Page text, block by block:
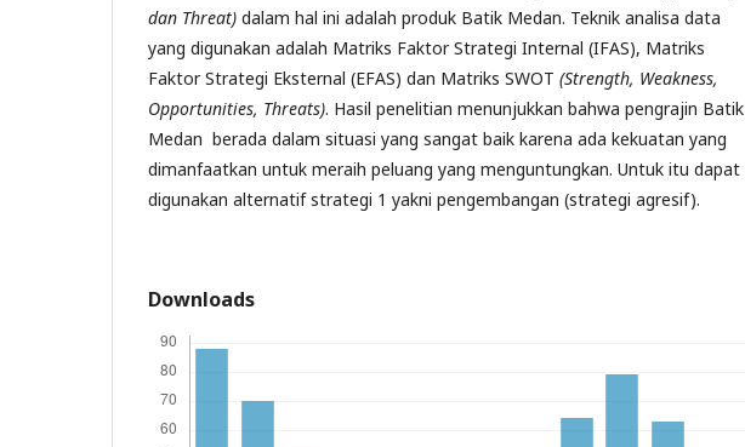
dan Threat) dalam hal ini adalah produk Batik Medan. Teknik analisa data
yang digunakan adalah Matriks Faktor Strategi Internal (IFAS), Matriks
Faktor Strategi Eksternal (EFAS) dan Matriks SWOT (Strength, Weakness,
Opportunities, Threats). Hasil penelitian menunjukkan bahwa pengrajin Batik
Medan berada dalam situasi yang sangat baik karena ada kekuatan yang
dimanfaatkan untuk meraih peluang yang menguntungkan. Untuk itu dapat
digunakan alternatif strategi 1 yakni pengembangan (strategi agresif).
Downloads